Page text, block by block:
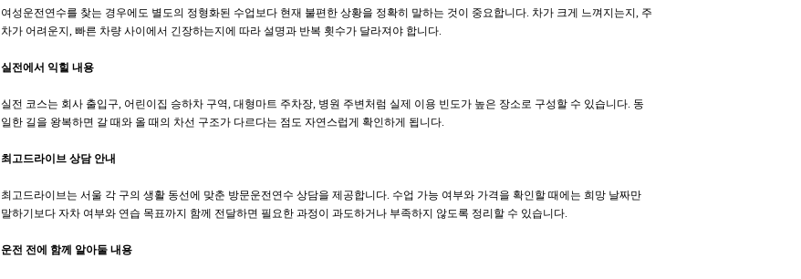
여성운전연수를 찾는 경우에도 별도의 정형화된 수업보다 현재 불편한 상황을 정확히 말하는 것이 중요합니다. 차가 크게 느껴지는지, 주
차가 어려운지, 빠른 차량 사이에서 긴장하는지에 따라 설명과 반복 횟수가 달라져야 합니다.
실전에서 익힐 내용
실전 코스는 회사 출입구, 어린이집 승하차 구역, 대형마트 주차장, 병원 주변처럼 실제 이용 빈도가 높은 장소로 구성할 수 있습니다. 동
일한 길을 왕복하면 갈 때와 올 때의 차선 구조가 다르다는 점도 자연스럽게 확인하게 됩니다.
최고드라이브 상담 안내
최고드라이브는 서울 각 구의 생활 동선에 맞춘 방문운전연수 상담을 제공합니다. 수업 가능 여부와 가격을 확인할 때에는 희망 날짜만
말하기보다 자차 여부와 연습 목표까지 함께 전달하면 필요한 과정이 과도하거나 부족하지 않도록 정리할 수 있습니다.
운전 전에 함께 알아둘 내용